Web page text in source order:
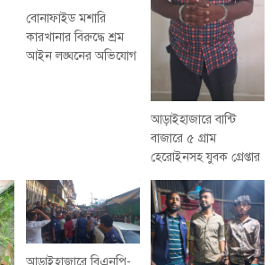
বোনাফাইড মশারি
কারখানার বিরুদ্ধে শ্রম
আইন লঙ্ঘনের অভিযোগ
আড়াইহাজারে বান্টি
বাজারে ৫ গ্রাম
হেরোইনসহ যুবক গ্রেপ্তার